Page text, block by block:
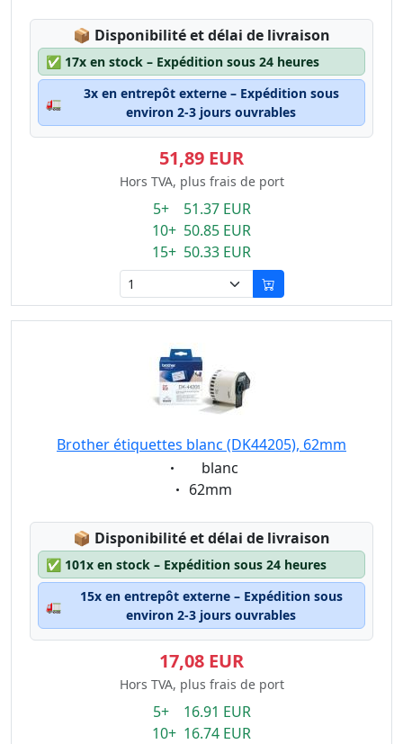
📦 Lagerstatus:
Disponibilité et délai de livraison
✅ 17x en stock – Expédition sous 24 heures
🚛
3x en entrepôt externe – Expédition sous
environ 2-3 jours ouvrables
51,89 EUR
Hors TVA, plus frais de port
5+ 51.37 EUR
10+ 50.85 EUR
15+ 50.33 EUR
Brother étiquettes blanc (DK44205), 62mm
Eigenschaft:
blanc
Eigenschaft:
62mm
📦 Lagerstatus:
Disponibilité et délai de livraison
✅ 101x en stock – Expédition sous 24 heures
🚛
15x en entrepôt externe – Expédition sous
environ 2-3 jours ouvrables
17,08 EUR
Hors TVA, plus frais de port
5+ 16.91 EUR
10+ 16.74 EUR